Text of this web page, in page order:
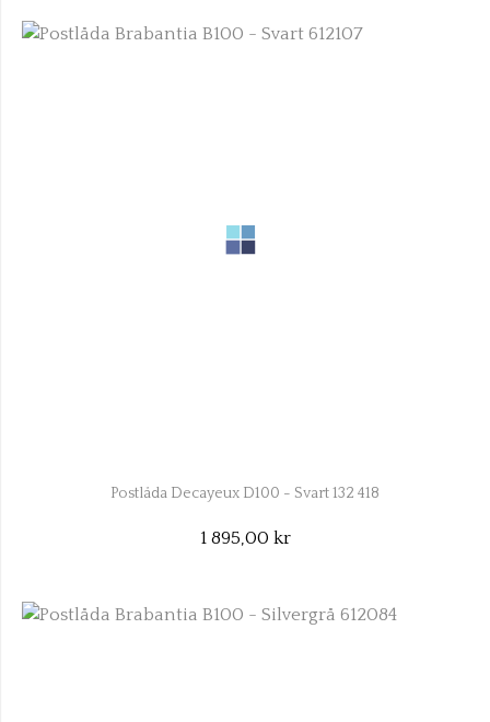
Postlåda Decayeux D100 - Svart 132 418
1 895,00 kr